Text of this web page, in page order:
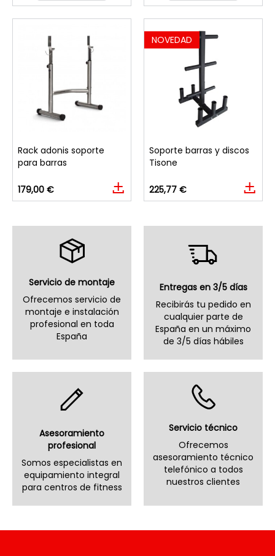
Rack adonis soporte
para barras
179,00 €
NOVEDAD
Soporte barras y discos
Tisone
225,77 €
Servicio de montaje
Ofrecemos servicio de
montaje e instalación
profesional en toda
España
Entregas en 3/5 días
Recibirás tu pedido en
cualquier parte de
España en un máximo
de 3/5 días hábiles
Asesoramiento
profesional
Somos especialistas en
equipamiento integral
para centros de fitness
Servicio técnico
Ofrecemos
asesoramiento técnico
telefónico a todos
nuestros clientes